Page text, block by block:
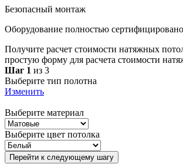
Безопасный монтаж
Оборудование полностью сертифицировано
Получите расчет стоимости натяжных
простую форму для расчета стоимости
Шаг 1 из 3
Выберите тип полотна
Изменить
Выберите материал
Выберите цвет потолка
Перейти к следующему шагу